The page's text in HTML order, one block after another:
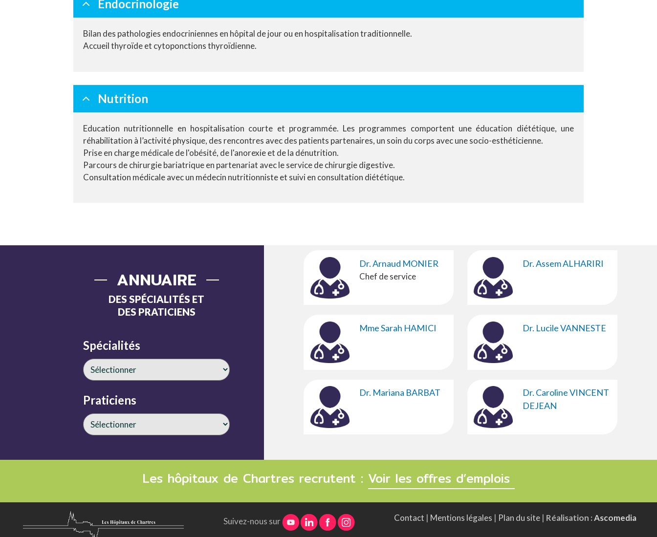
Endocrinologie
Bilan des pathologies endocriniennes en hôpital de jour ou en hospitalisation traditionnelle.
Accueil thyroïde et cytoponctions thyroïdienne.
Nutrition
Education nutritionnelle en hospitalisation courte et programmée. Les programmes comportent une éducation diététique, une
réhabilitation à l’activité physique, des rencontres avec des patients partenaires, un soin du corps avec une socio-esthéticienne.
Prise en charge médicale de l'obésité, de l'anorexie et de la dénutrition.
Parcours de chirurgie bariatrique en partenariat avec le service de chirurgie digestive.
Consultation médicale avec un médecin nutritionniste et suivi en consultation diététique.
ANNUAIRE
DES SPÉCIALITÉS ET
DES PRATICIENS
Spécialités
Praticiens
Dr. Arnaud MONIER
Chef de service
Dr. Assem ALHARIRI
Mme Sarah HAMICI Dr. Lucile VANNESTE
Dr. Mariana BARBAT
Dr. Caroline VINCENT
DEJEAN
Les hôpitaux de Chartres recrutent : Voir les offres d’emplois
Suivez-nous sur Contact | Mentions légales | Plan du site | Réalisation :Ascomedia